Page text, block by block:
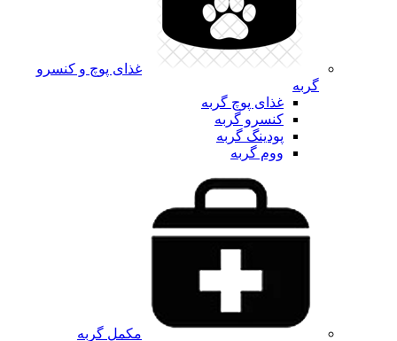
غذای پوچ و کنسرو
گربه
غذای پوچ گربه
کنسرو گربه
پودینگ گربه
ووم گربه
مکمل گربه